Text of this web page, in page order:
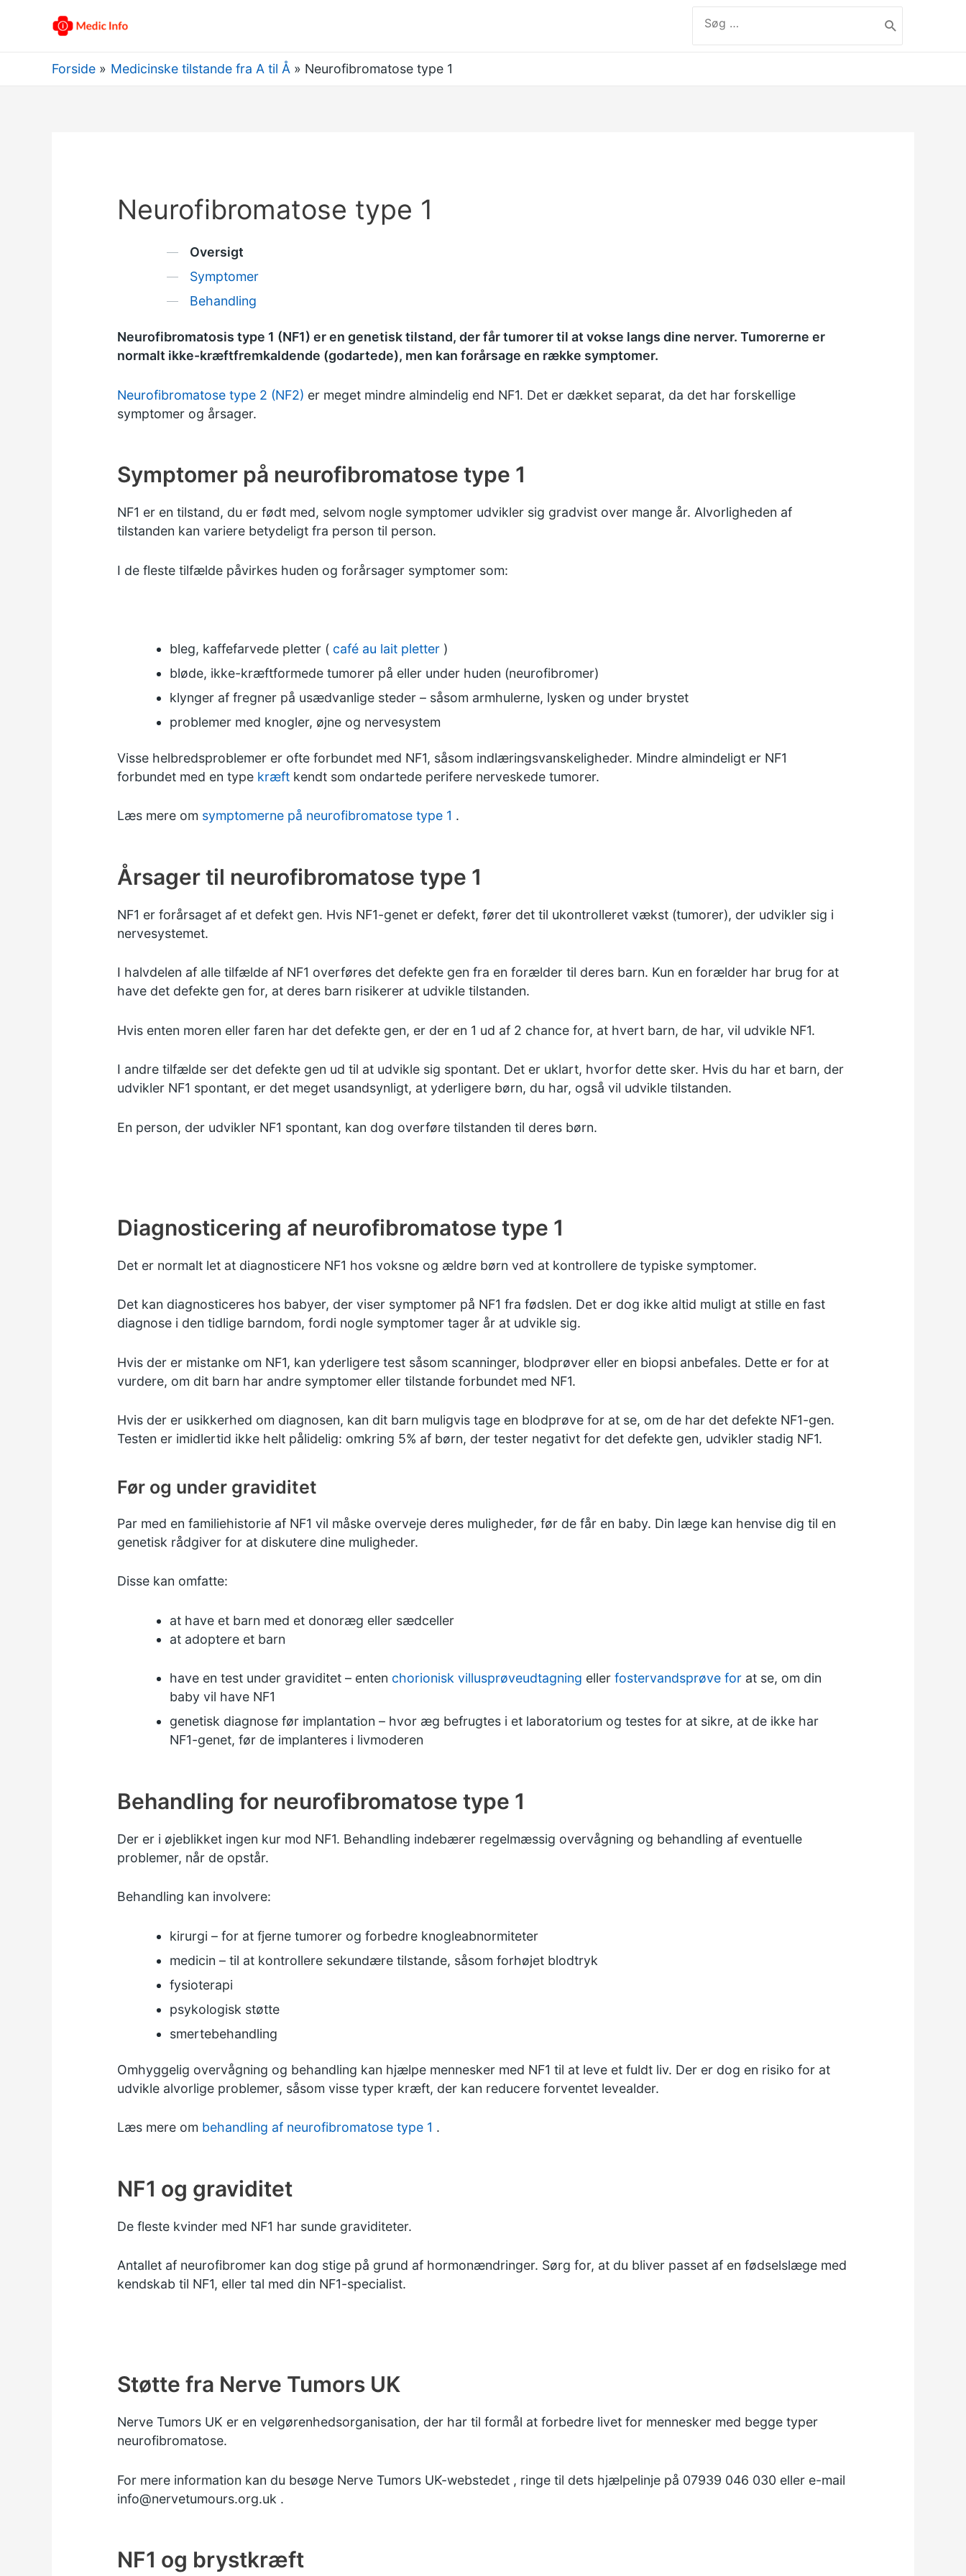
efter:
label
Forside Medicinske tilstande fra A til Å Neurofibromatose type 1
Neurofibromatose type 1
Oversigt
Symptomer
Behandling
Neurofibromatosis type 1 (NF1) er en genetisk tilstand, der får tumorer til at vokse langs dine nerver. Tumorerne er
normalt ikke-kræftfremkaldende (godartede), men kan forårsage en række symptomer.
Neurofibromatose type 2 (NF2) er meget mindre almindelig end NF1. Det er dækket separat, da det har forskellige
symptomer og årsager.
Symptomer på neurofibromatose type 1
NF1 er en tilstand, du er født med, selvom nogle symptomer udvikler sig gradvist over mange år. Alvorligheden af
tilstanden kan variere betydeligt fra person til person.
I de fleste tilfælde påvirkes huden og forårsager symptomer som:
bleg, kaffefarvede pletter ( café au lait pletter )
bløde, ikke-kræftformede tumorer på eller under huden (neurofibromer)
klynger af fregner på usædvanlige steder – såsom armhulerne, lysken og under brystet
problemer med knogler, øjne og nervesystem
Visse helbredsproblemer er ofte forbundet med NF1, såsom indlæringsvanskeligheder. Mindre almindeligt er NF1
forbundet med en type kræftkendt som ondartede perifere nerveskede tumorer.
Læs mere om symptomerne på neurofibromatose type 1 .
Årsager til neurofibromatose type 1
NF1 er forårsaget af et defekt gen. Hvis NF1-genet er defekt, fører det til ukontrolleret vækst (tumorer), der udvikler sig i
nervesystemet.
I halvdelen af alle tilfælde af NF1 overføres det defekte gen fra en forælder til deres barn. Kun en forælder har brug for at
have det defekte gen for, at deres barn risikerer at udvikle tilstanden.
Hvis enten moren eller faren har det defekte gen, er der en 1 ud af 2 chance for, at hvert barn, de har, vil udvikle NF1.
I andre tilfælde ser det defekte gen ud til at udvikle sig spontant. Det er uklart, hvorfor dette sker. Hvis du har et barn, der
udvikler NF1 spontant, er det meget usandsynligt, at yderligere børn, du har, også vil udvikle tilstanden.
En person, der udvikler NF1 spontant, kan dog overføre tilstanden til deres børn.
Diagnosticering af neurofibromatose type 1
Det er normalt let at diagnosticere NF1 hos voksne og ældre børn ved at kontrollere de typiske symptomer.
Det kan diagnosticeres hos babyer, der viser symptomer på NF1 fra fødslen. Det er dog ikke altid muligt at stille en fast
diagnose i den tidlige barndom, fordi nogle symptomer tager år at udvikle sig.
Hvis der er mistanke om NF1, kan yderligere test såsom scanninger, blodprøver eller en biopsi anbefales. Dette er for at
vurdere, om dit barn har andre symptomer eller tilstande forbundet med NF1.
Hvis der er usikkerhed om diagnosen, kan dit barn muligvis tage en blodprøve for at se, om de har det defekte NF1-gen.
Testen er imidlertid ikke helt pålidelig: omkring 5% af børn, der tester negativt for det defekte gen, udvikler stadig NF1.
Før og under graviditet
Par med en familiehistorie af NF1 vil måske overveje deres muligheder, før de får en baby. Din læge kan henvise dig til en
genetisk rådgiver for at diskutere dine muligheder.
Disse kan omfatte:
at have et barn med et donoræg eller sædceller
at adoptere et barn
have en test under graviditet – enten chorionisk villusprøveudtagning ellerfostervandsprøve for at se, om din
baby vil have NF1
genetisk diagnose før implantation – hvor æg befrugtes i et laboratorium og testes for at sikre, at de ikke har
NF1-genet, før de implanteres i livmoderen
Behandling for neurofibromatose type 1
Der er i øjeblikket ingen kur mod NF1. Behandling indebærer regelmæssig overvågning og behandling af eventuelle
problemer, når de opstår.
Behandling kan involvere:
kirurgi – for at fjerne tumorer og forbedre knogleabnormiteter
medicin – til at kontrollere sekundære tilstande, såsom forhøjet blodtryk
fysioterapi
psykologisk støtte
smertebehandling
Omhyggelig overvågning og behandling kan hjælpe mennesker med NF1 til at leve et fuldt liv. Der er dog en risiko for at
udvikle alvorlige problemer, såsom visse typer kræft, der kan reducere forventet levealder.
Læs mere om behandling af neurofibromatose type 1 .
NF1 og graviditet
De fleste kvinder med NF1 har sunde graviditeter.
Antallet af neurofibromer kan dog stige på grund af hormonændringer. Sørg for, at du bliver passet af en fødselslæge med
kendskab til NF1, eller tal med din NF1-specialist.
Støtte fra Nerve Tumors UK
Nerve Tumors UK er en velgørenhedsorganisation, der har til formål at forbedre livet for mennesker med begge typer
neurofibromatose.
For mere information kan du besøge Nerve Tumors UK-webstedet, ringe til dets hjælpelinje på 07939 046 030 eller e-mail
info@nervetumours.org.uk .
NF1 og brystkræft